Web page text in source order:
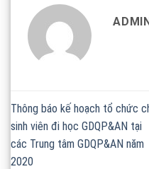
ADMIN
Thông báo kế hoạch tổ chức
sinh viên đi học GDQP&AN tại
các Trung tâm GDQP&AN năm
2020